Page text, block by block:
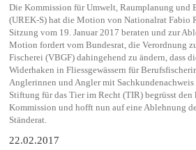
Die Kommission für Umwelt, Raumplanung und
(UREK-S) hat die Motion von Nationalrat Fabio
Sitzung vom 19. Januar 2017 beraten und zur
Motion fordert vom Bundesrat, die Verordnung
Fischerei (VBGF) dahingehend zu ändern, dass
Widerhaken in Fliessgewässern für
Anglerinnen und Angler mit Sachkundenachweis
Stiftung für das Tier im Recht (TIR) begrüsst den
Kommission und hofft nun auf eine Ablehnung
Ständerat.
22.02.2017